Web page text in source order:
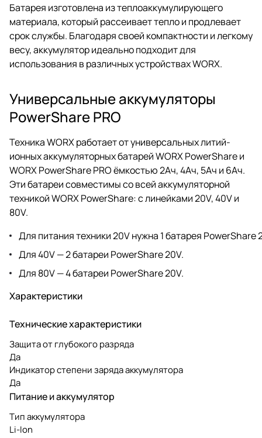
Батарея изготовлена из теплоаккумулирующего
материала, который рассеивает тепло и продлевает
срок службы. Благодаря своей компактности и легкому
весу, аккумулятор идеально подходит для
использования в различных устройствах WORX.
Универсальные аккумуляторы
PowerShare PRO
Техника WORX работает от универсальных литий-
ионных аккумуляторных батарей WORX PowerShare и
WORX PowerShare PRO ёмкостью 2Ач, 4Ач, 5Ач и 6Ач.
Эти батареи совместимы со всей аккумуляторной
техникой WORX PowerShare: с линейками 20V, 40V и
80V.
Для питания техники 20V нужна 1 батарея PowerShare
Для 40V — 2 батареи PowerShare 20V.
Для 80V — 4 батареи PowerShare 20V.
Характеристики
Технические характеристики
Защита от глубокого разряда
Да
Индикатор степени заряда аккумулятора
Да
Питание и аккумулятор
Тип аккумулятора
Li-Ion